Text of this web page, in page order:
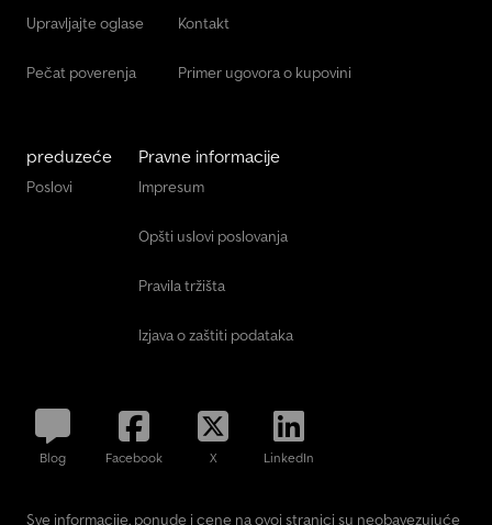
Upravljajte oglase
Pečat poverenja
Kontakt
Primer ugovora o kupovini
preduzeće
Poslovi
Pravne informacije
Impresum
Opšti uslovi poslovanja
Pravila tržišta
Izjava o zaštiti podataka
Blog Facebook X LinkedIn
Sve informacije, ponude i cene na ovoj stranici su neobavezujuće